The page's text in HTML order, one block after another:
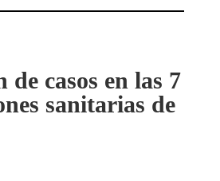
de casos en las 7
sanitarias de